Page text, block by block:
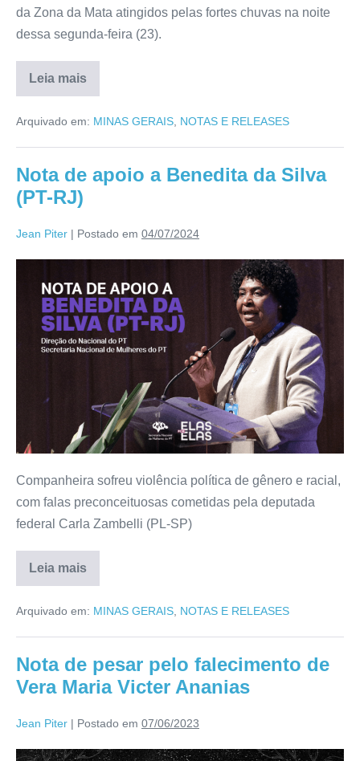
da Zona da Mata atingidos pelas fortes chuvas na noite
dessa segunda-feira (23).
Leia mais
Arquivado em: MINAS GERAIS NOTAS E RELEASES
Nota de apoio a Benedita da Silva
(PT-RJ)
Jean Piter | Postado em 04/07/2024
Companheira sofreu violência política de gênero e racial,
com falas preconceituosas cometidas pela deputada
federal Carla Zambelli (PL-SP)
Leia mais
Arquivado em: MINAS GERAIS, NOTAS E RELEASES
Nota de pesar pelo falecimento de
Vera Maria Victer Ananias
Jean Piter | Postado em 07/06/2023